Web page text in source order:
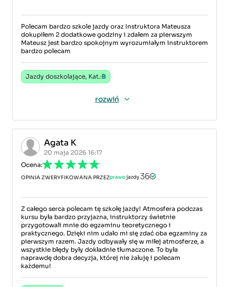
Polecam bardzo szkole jazdy oraz Instruktora Mateusza
dokupiłem 2 dodatkowe godziny i zdałem za pierwszym
Mateusz jest bardzo spokojnym wyrozumiałym instruktorem
bardzo polecam
Jazdy doszkolające, Kat.:B
rozwiń
Agata K
20 maja 2026 16:17
Ocena:
OPINIA ZWERYFIKOWANA PRZEZ
Z całego serca polecam tę szkołę jazdy! Atmosfera podczas
kursu była bardzo przyjazna, instruktorzy świetnie
przygotowali mnie do egzaminu teoretycznego i
praktycznego. Dzięki nim udało mi się zdać oba egzaminy za
pierwszym razem. Jazdy odbywały się w miłej atmosferze, a
wszystkie błędy były dokładnie tłumaczone. To była
naprawdę dobra decyzja, której nie żałuję i polecam
każdemu!